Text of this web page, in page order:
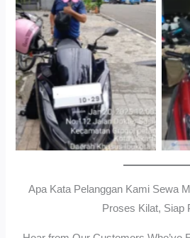
Antar Jemput Kendaraan
Apa Kata Pelanggan Kami Sewa
Proses Kilat, Siap